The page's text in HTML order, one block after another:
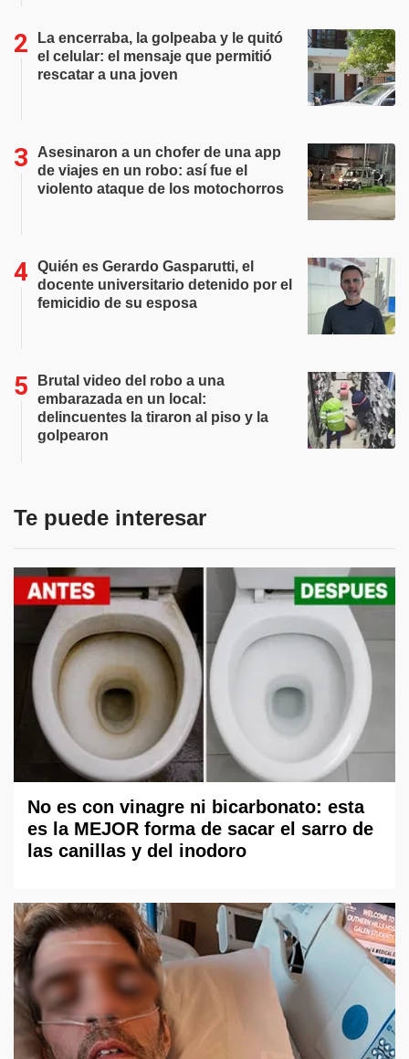
La encerraba, la golpeaba y le quitó
el celular: el mensaje que permitió
rescatar a una joven
Asesinaron a un chofer de una app
de viajes en un robo: así fue el
violento ataque de los motochorros
Quién es Gerardo Gasparutti, el
docente universitario detenido por el
femicidio de su esposa
Brutal video del robo a una
embarazada en un local:
delincuentes la tiraron al piso y la
golpearon
Te puede interesar
No es con vinagre ni bicarbonato: esta
es la MEJOR forma de sacar el sarro de
las canillas y del inodoro